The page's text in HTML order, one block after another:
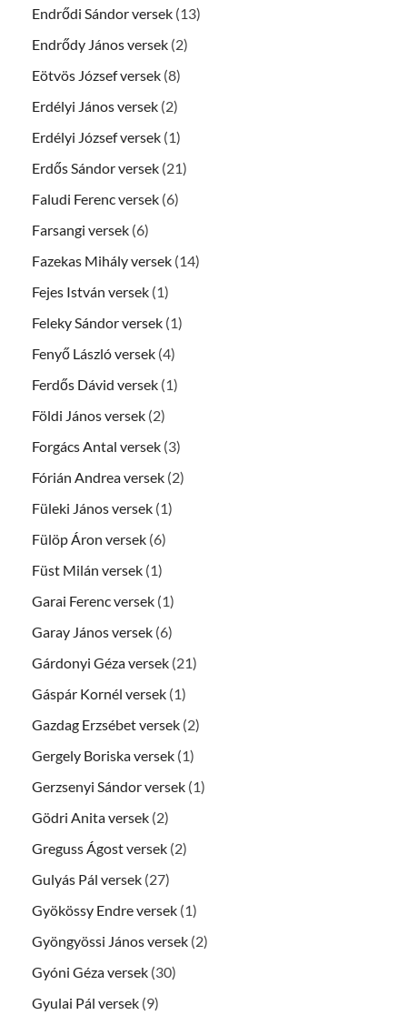
Endrődi Sándor versek (13)
Endrődy János versek (2)
Eötvös József versek (8)
Erdélyi János versek (2)
Erdélyi József versek (1)
Erdős Sándor versek (21)
Faludi Ferenc versek (6)
Farsangi versek (6)
Fazekas Mihály versek (14)
Fejes István versek (1)
Feleky Sándor versek (1)
Fenyő László versek (4)
Ferdős Dávid versek (1)
Földi János versek (2)
Forgács Antal versek (3)
Fórián Andrea versek (2)
Füleki János versek (1)
Fülöp Áron versek (6)
Füst Milán versek (1)
Garai Ferenc versek (1)
Garay János versek (6)
Gárdonyi Géza versek (21)
Gáspár Kornél versek (1)
Gazdag Erzsébet versek (2)
Gergely Boriska versek (1)
Gerzsenyi Sándor versek (1)
Gödri Anita versek (2)
Greguss Ágost versek (2)
Gulyás Pál versek (27)
Gyökössy Endre versek (1)
Gyöngyössi János versek (2)
Gyóni Géza versek (30)
Gyulai Pál versek (9)